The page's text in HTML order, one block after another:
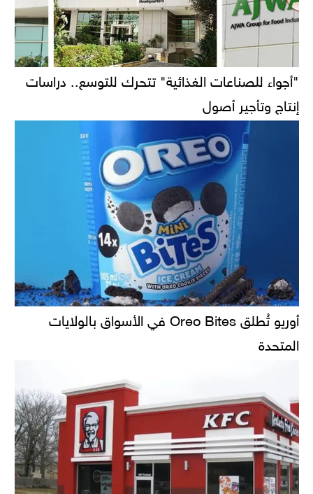
"أجواء للصناعات الغذائية" تتحرك للتوسع.. دراسات
إنتاج وتأجير أصول
أوريو تُطلق Oreo Bites في الأسواق بالولايات
المتحدة